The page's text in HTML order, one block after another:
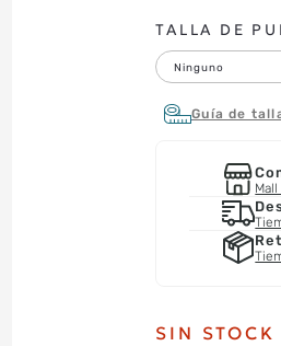
TALLA DE
Ninguno
Guía de
SIN STOCK